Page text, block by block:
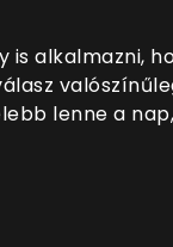
is alkalmazni,
lenne a nap,